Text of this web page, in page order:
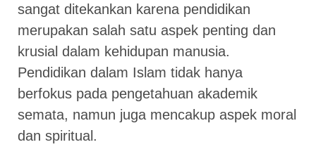
sangat ditekankan karena pendidikan
merupakan salah satu aspek penting dan
krusial dalam kehidupan manusia.
Pendidikan dalam Islam tidak hanya
berfokus pada pengetahuan akademik
semata, namun juga mencakup aspek moral
dan spiritual.